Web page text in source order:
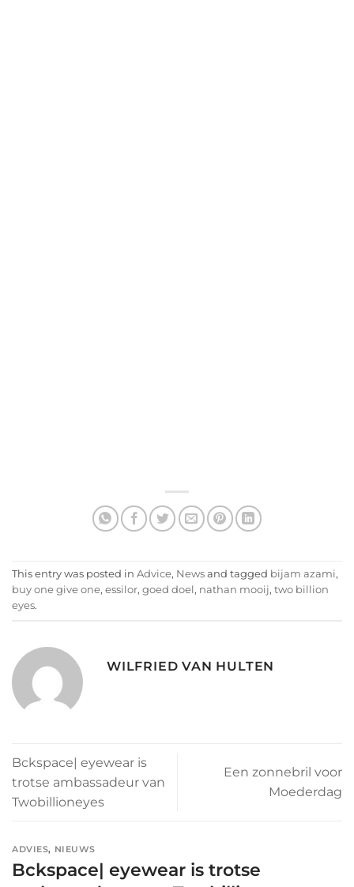
This entry was posted in Advice, News and tagged bijam azami,
buy one give one, essilor, goed doel, nathan mooij, two billion
eyes.
WILFRIED VAN HULTEN
Bckspace| eyewear is
trotse ambassadeur van
Twobillioneyes
Een zonnebril voor
Moederdag
ADVIES, NIEUWS
Bckspace| eyewear is trotse